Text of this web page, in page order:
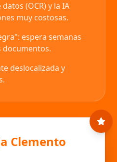
(OCR) y la IA
muy costosas.
espera semanas
documentos.
deslocalizada y
Clemento